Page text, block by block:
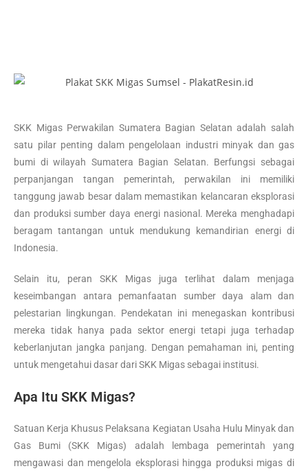
SKK Migas Perwakilan Sumatera Bagian Selatan adalah salah
satu pilar penting dalam pengelolaan industri minyak dan gas
bumi di wilayah Sumatera Bagian Selatan. Berfungsi sebagai
perpanjangan tangan pemerintah, perwakilan ini memiliki
tanggung jawab besar dalam memastikan kelancaran eksplorasi
dan produksi sumber daya energi nasional. Mereka menghadapi
beragam tantangan untuk mendukung kemandirian energi di
Indonesia.
Selain itu, peran SKK Migas juga terlihat dalam menjaga
keseimbangan antara pemanfaatan sumber daya alam dan
pelestarian lingkungan. Pendekatan ini menegaskan kontribusi
mereka tidak hanya pada sektor energi tetapi juga terhadap
keberlanjutan jangka panjang. Dengan pemahaman ini, penting
untuk mengetahui dasar dari SKK Migas sebagai institusi.
Apa Itu SKK Migas?
Satuan Kerja Khusus Pelaksana Kegiatan Usaha Hulu Minyak dan
Gas Bumi (SKK Migas) adalah lembaga pemerintah yang
mengawasi dan mengelola eksplorasi hingga produksi migas di